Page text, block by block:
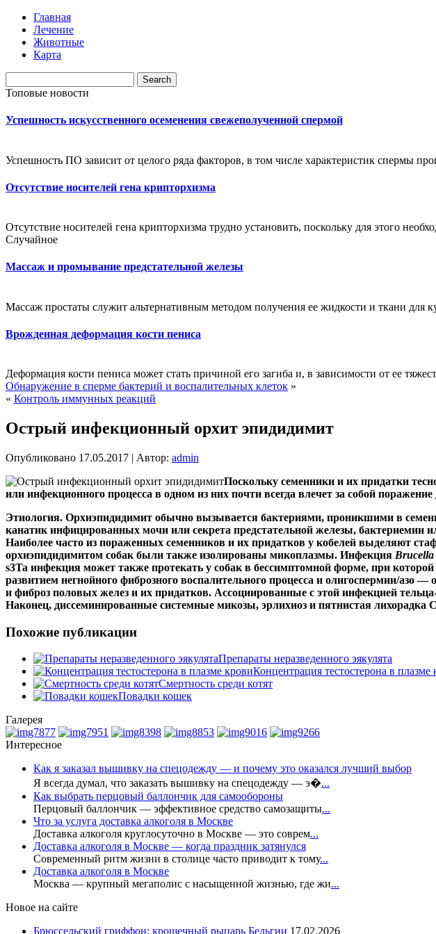
Главная
Лечение
Животные
Карта
Топовые новости
Успешность искусственного осеменения свежеполученной спермой
Успешность ПО зависит от целого ряда факторов, в том числе характеристик спермы
Отсутствие носителей гена крипторхизма
Отсутствие носителей гена крипторхизма трудно установить, поскольку для этого
Случайное
Массаж и промывание предстательной железы
Массаж простаты служит альтернативным методом получения ее жидкости и ткани для
Врожденная деформация кости пениса
Деформация кости пениса может стать причиной его загиба и, в зависимости от ее
Обнаружение в сперме бактерий и воспалительных клеток »
« Контроль иммунных реакций
Острый инфекционный орхит эпидидимит
Опубликовано 17.05.2017 | Автор: admin
Поскольку семенники и их придатки
или инфекционного процесса в одном из них почти всегда влечет за собой
Этиология. Орхиэпидидимит обычно вызывается бактериями, проникшими в
канатик инфицированных мочи или секрета предстательной железы, бактериемии
Наиболее часто из пораженных семенников и их придатков у кобелей выделяют
орхиэпидидимитом собак были также изолированы микоплазмы. Инфекция Brucella
s3Ta инфекция может также протекать у собак в бессимптомной форме, при
развитием негнойного фиброзного воспалительного процесса и олигоспермии/
и фиброз половых желез и их придатков. Ассоциированные с этой инфекцией
Наконец, диссеминированные системные микозы, эрлихиоз и пятнистая
Похожие публикации
Препараты неразведенного эякулята
Концентрация тестостерона в плазме
Смертность среди котят
Повадки кошек
Галерея
Интересное
Как я заказал вышивку на спецодежду — и почему это оказался лучший выбор
Я всегда думал, что заказать вышивку на спецодежду — э�...
Как выбрать перцовый баллончик для самообороны
Перцовый баллончик — эффективное средство самозащиты...
Что за услуга доставка алкоголя в Москве
Доставка алкоголя круглосуточно в Москве — это соврем...
Доставка алкоголя в Москве — когда праздник затянулся
Современный ритм жизни в столице часто приводит к тому...
Доставка алкоголя в Москве
Москва — крупный мегаполис с насыщенной жизнью, где жи...
Новое на сайте
Брюссельский гриффон: крошечный рыцарь Бельгии 17.02.2026